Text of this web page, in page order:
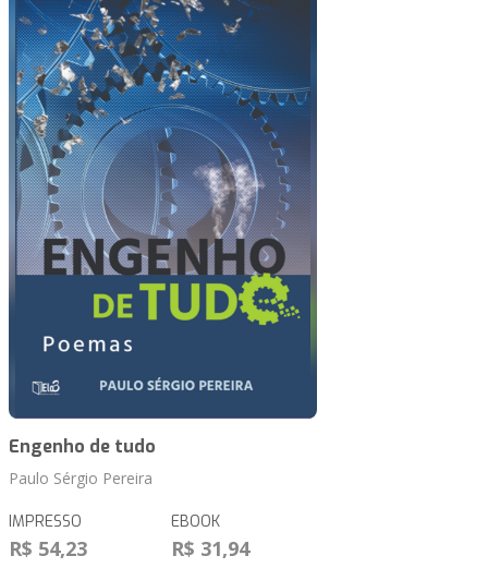
Engenho de tudo
Paulo Sérgio Pereira
IMPRESSO
R$ 54,23
EBOOK
R$ 31,94